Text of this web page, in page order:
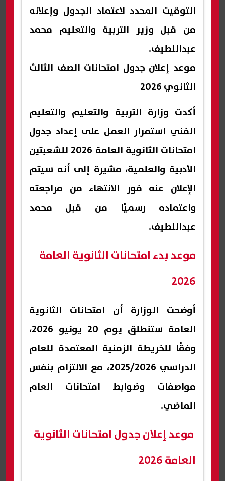
التوقيت المحدد لاعتماد الجدول وإعلانه
من قبل وزير التربية والتعليم محمد
عبداللطيف.
موعد إعلان جدول امتحانات الصف الثالث
الثانوي 2026
أكدت وزارة التربية والتعليم والتعليم
الفني استمرار العمل على إعداد جدول
امتحانات الثانوية العامة 2026 للشعبتين
الأدبية والعلمية، مشيرة إلى أنه سيتم
الإعلان عنه فور الانتهاء من مراجعته
واعتماده رسميًا من قبل محمد
عبداللطيف.
موعد بدء امتحانات الثانوية العامة
2026
أوضحت الوزارة أن امتحانات الثانوية
العامة ستنطلق يوم 20 يونيو 2026،
وفقًا للخريطة الزمنية المعتمدة للعام
الدراسي 2025/2026، مع الالتزام بنفس
مواصفات وضوابط امتحانات العام
الماضي.
موعد إعلان جدول امتحانات الثانوية
العامة 2026